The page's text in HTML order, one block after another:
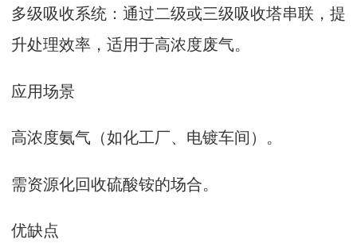
多级吸收系统‌：通过二级或三级吸收塔串联，提
升处理效率，适用于高浓度废气‌。
应用场景‌
高浓度氨气（如化工厂、电镀车间）‌。
需资源化回收硫酸铵的场合‌。
优缺点‌